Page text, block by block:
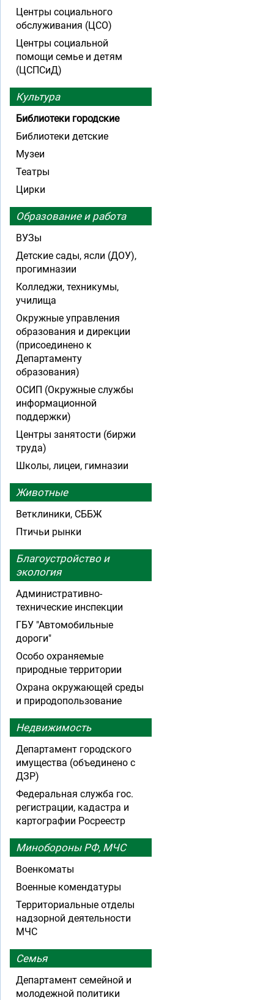
Центры социального
обслуживания (ЦСО)
Центры социальной
помощи семье и детям
(ЦСПСиД)
Культура
Библиотеки городские
Библиотеки детские
Музеи
Театры
Цирки
Образование и работа
ВУЗы
Детские сады, ясли (ДОУ),
прогимназии
Колледжи, техникумы,
училища
Окружные управления
образования и дирекции
(присоединено к
Департаменту
образования)
ОСИП (Окружные службы
информационной
поддержки)
Центры занятости (биржи
труда)
Школы, лицеи, гимназии
Животные
Ветклиники, СББЖ
Птичьи рынки
Благоустройство и
экология
Административно-
технические инспекции
ГБУ "Автомобильные
дороги"
Особо охраняемые
природные территории
Охрана окружающей среды
и природопользование
Недвижимость
Департамент городского
имущества (объединено с
ДЗР)
Федеральная служба гос.
регистрации, кадастра и
картографии Росреестр
Минобороны РФ, МЧС
Военкоматы
Военные комендатуры
Территориальные отделы
надзорной деятельности
МЧС
Семья
Департамент семейной и
молодежной политики